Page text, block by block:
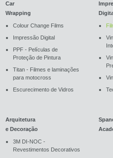
Car
Wrapping
Colour Change Films
Impressão Digital
PPF - Películas de
Proteção de Pintura
Titan - Filmes e laminações
para motocross
Escurecimento de Vidros
Arquitetura
e Decoração
3M DI-NOC -
Revestimentos Decorativos